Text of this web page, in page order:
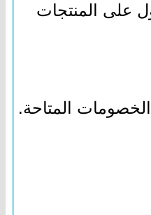
على المنتجات
المتاحة.